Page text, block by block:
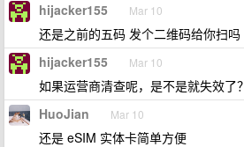
hijacker155 Mar 10
还是之前的五码 发个二维码给你扫吗
hijacker155 Mar 10
如果运营商清查呢，是不是就失效了？
HuoJian Mar 10
还是 eSIM 实体卡简单方便